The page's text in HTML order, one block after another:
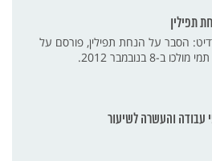
תפילין
הסבר על הנחת תפילין, פורסם על
מולכו ב-8 בנובמבר 2012.
עבודה והעשרה לשיעור